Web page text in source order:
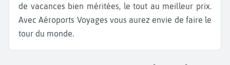
de vacances bien méritées, le tout au meilleur prix.
Avec Aéroports Voyages vous aurez envie de faire le
tour du monde.